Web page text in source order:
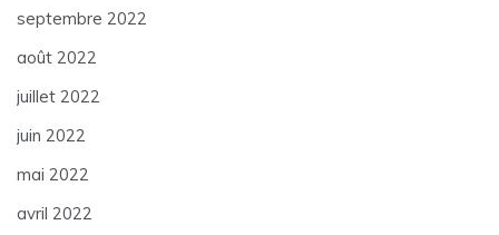
septembre 2022
août 2022
juillet 2022
juin 2022
mai 2022
avril 2022